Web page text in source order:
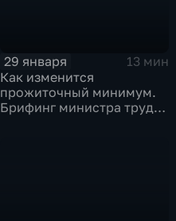
29 января
13 мин
Как изменится
прожиточный минимум.
Брифинг министра труда